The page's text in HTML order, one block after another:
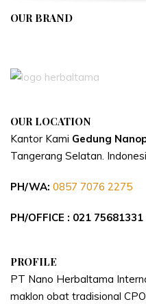
OUR BRAND
OUR LOCATION
Kantor Kami Gedung
Tangerang Selatan.
PH/WA: 0857 7076 2275
PH/OFFICE : 021 75681331
PROFILE
PT Nano Herbaltama
maklon obat tradisional